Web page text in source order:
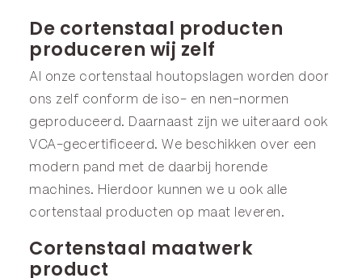
De cortenstaal producten
produceren wij zelf
Al onze cortenstaal houtopslagen worden door
ons zelf conform de iso- en nen-normen
geproduceerd. Daarnaast zijn we uiteraard ook
VCA-gecertificeerd. We beschikken over een
modern pand met de daarbij horende
machines. Hierdoor kunnen we u ook alle
cortenstaal producten op maat leveren.
Cortenstaal maatwerk
product